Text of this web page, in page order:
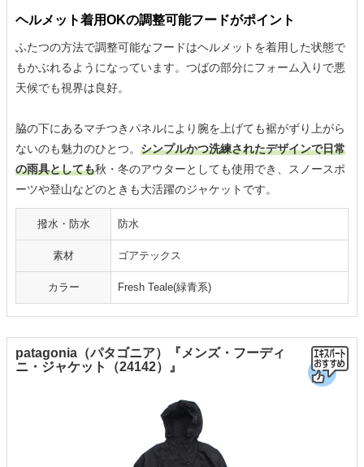
ヘルメット着用OKの調整可能フードがポイント
ふたつの方法で調整可能なフードはヘルメットを着用した状態で
もかぶれるようになっています。つばの部分にフォーム入りで悪
天候でも視界は良好。
脇の下にあるマチつきパネルにより腕を上げても裾がずり上がら
ないのも魅力のひとつ。 シンプルかつ洗練されたデザインで日常
の雨具としても秋・冬のアウターとしても使用でき、スノースポ
ーツや登山などのときも大活躍のジャケットです。
撥水・防水 防水
素材 ゴアテックス
カラー Fresh Teale(緑青系)
patagonia（パタゴニア）『メンズ・フーディ
ニ・ジャケット（24142）』